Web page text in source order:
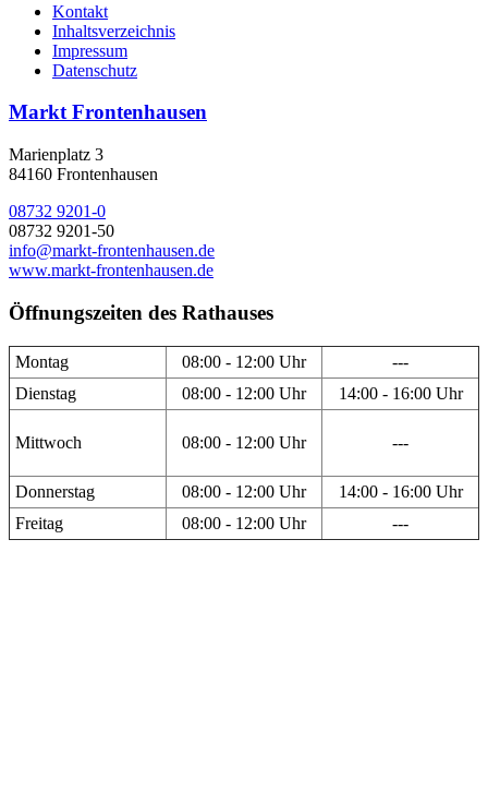
Kontakt
Inhaltsverzeichnis
Impressum
Datenschutz
Markt Frontenhausen
Marienplatz 3
84160 Frontenhausen
08732 9201-0
08732 9201-50
info@markt-frontenhausen.de
www.markt-frontenhausen.de
Öffnungszeiten des Rathauses
Montag 08:00 - 12:00 Uhr
---
Dienstag
08:00 - 12:00 Uhr 14:00 - 16:00 Uhr
Mittwoch 08:00 - 12:00 Uhr ---
Donnerstag 08:00 - 12:00 Uhr
14:00 - 16:00 Uhr
Freitag
08:00 - 12:00 Uhr ---